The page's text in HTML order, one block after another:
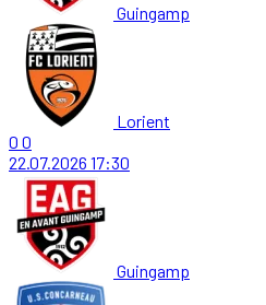
Guingamp
Lorient
0 0
22.07.2026 17:30
Guingamp